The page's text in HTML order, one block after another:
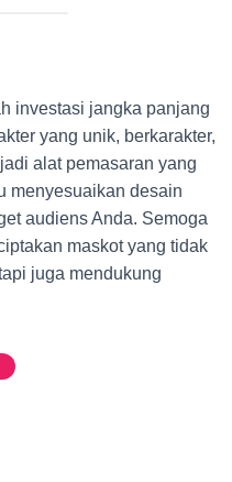
investasi jangka panjang
yang unik, berkarakter,
alat pemasaran yang
menyesuaikan desain
audiens Anda. Semoga
maskot yang tidak
juga mendukung